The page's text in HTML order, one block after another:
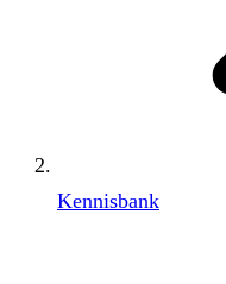
Kennisbank